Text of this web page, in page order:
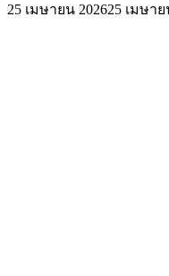
25 เมษายน 202625 เมษาย